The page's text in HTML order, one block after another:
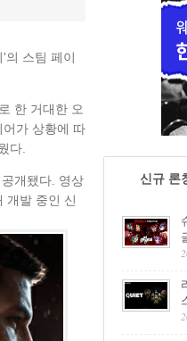
의 스팀 페이
한 거대한 오
가 상황에 따
다.
개됐다. 영상
개발 중인 신
신규 론